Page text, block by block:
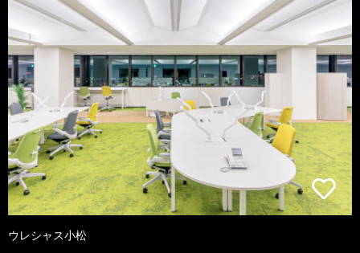
ウレシャス小松